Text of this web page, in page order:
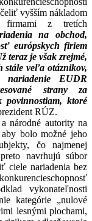
vyšším nákladom
z tretích
na obchod,
európskych firiem
teraz je však zrejmé,
stále veľa otáznikov,
EUDR
strany za
ktoré
RÚZ.
národné autority na
bolo možné jeho
čo najmenej
navrhujú súbor
ciele nariadenia bez
vykonateľnosti
kategórie „nulové
lesnými plochami,